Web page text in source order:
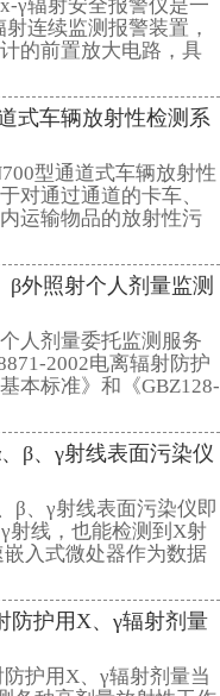
，安南和安
否则伊朗议
在允许国际
核武器条约
国通讯社报
也表示，如
损害，那么
型在线x-γ
在线x-γ辐
型的x-γ辐射连
用特殊设计的